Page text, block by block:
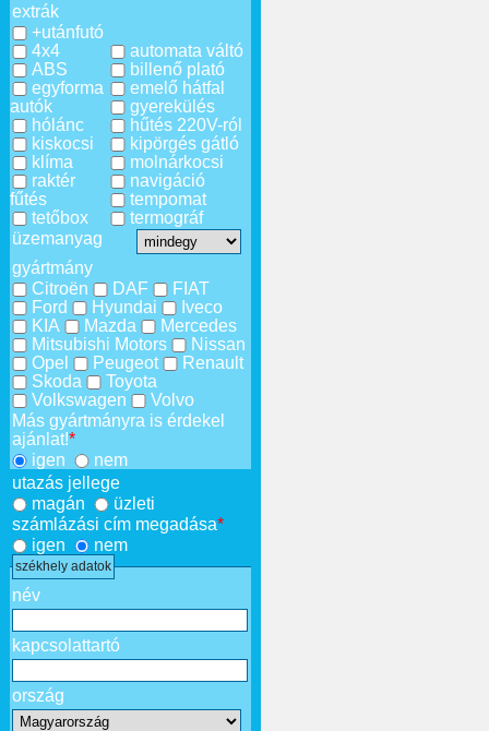
extrák
+utánfutó
4x4
ABS
egyforma
autók
hólánc
kiskocsi
klíma
raktér
fűtés
tetőbox
automata váltó
billenő plató
emelő hátfal
gyerekülés
hűtés 220V-ról
kipörgés gátló
molnárkocsi
navigáció
tempomat
termográf
üzemanyag
gyártmány
Citroën
DAF
FIAT
Ford
Hyundai
Iveco
KIA
Mazda
Mercedes
Mitsubishi Motors
Nissan
Opel
Peugeot
Renault
Skoda
Toyota
Volkswagen
Volvo
Más gyártmányra is érdekel
ajánlat!*
igen
nem
utazás jellege
magán
üzleti
számlázási cím megadása*
igen
nem
székhely adatok
név
kapcsolattartó
ország